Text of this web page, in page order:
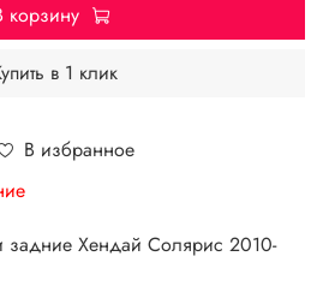
В избранное
корзину
в 1 клик
задние Хендай Солярис 2010-